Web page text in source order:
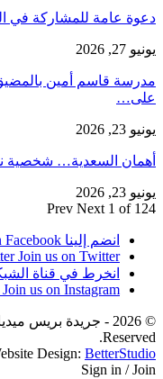
دعوة عامة للمشاركة في
يونيو 27, 2026
مدرسة قاسم أمين بالمضيق
على…
يونيو 23, 2026
أهمان السعدية… شخصية
يونيو 23, 2026
Prev Next 1 of 124
انضم إلينا Facebook Facebook
Join us on Twitter
انخرط في قناة
Join us on Instagram
Reserved.
Design: BetterStudio
Sign in / Join